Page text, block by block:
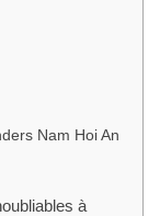
Nam Hoi An
à